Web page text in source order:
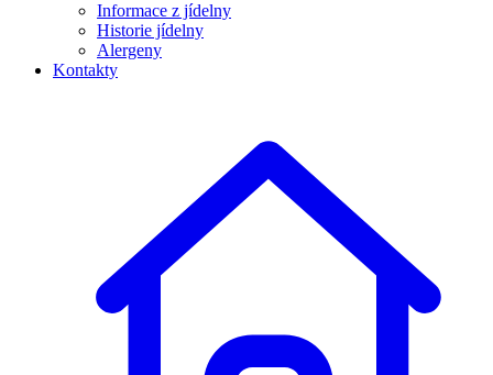
Informace z jídelny
Historie jídelny
Alergeny
Kontakty